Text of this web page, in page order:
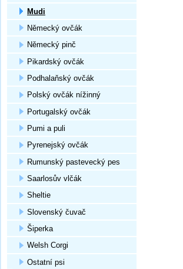
Mudi
Německý ovčák
Německý pinč
Pikardský ovčák
Podhalaňský ovčák
Polský ovčák nížinný
Portugalský ovčák
Pumi a puli
Pyrenejský ovčák
Rumunský pastevecký pes
Saarlosův vlčák
Sheltie
Slovenský čuvač
Šiperka
Welsh Corgi
Ostatní psi